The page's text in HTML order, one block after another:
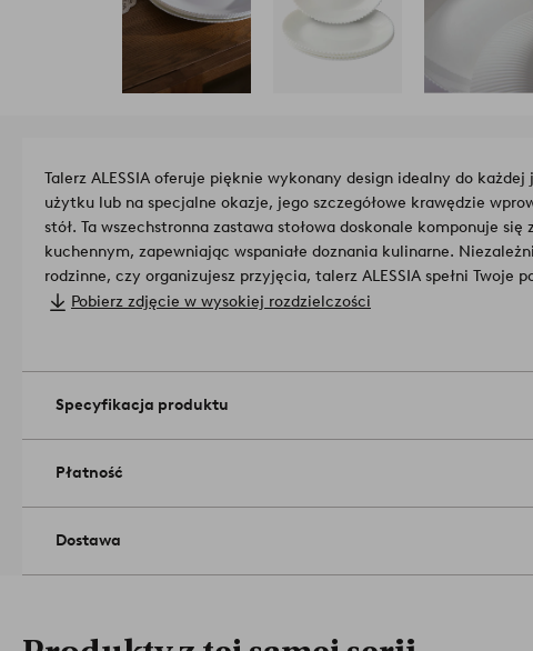
Talerz ALESSIA oferuje pięknie wykonany design idealny do
użytku lub na specjalne okazje, jego szczegółowe krawędzie
stół. Ta wszechstronna zastawa stołowa doskonale komponuje
kuchennym, zapewniając wspaniałe doznania kulinarne.
rodzinne, czy organizujesz przyjęcia, talerz ALESSIA spełni Twoje
wszechstronności, podkreślając estetykę Twojej kuchni.
Pobierz zdjęcie w wysokiej rozdzielczości
Specyfikacja produktu
Płatność
Dostawa